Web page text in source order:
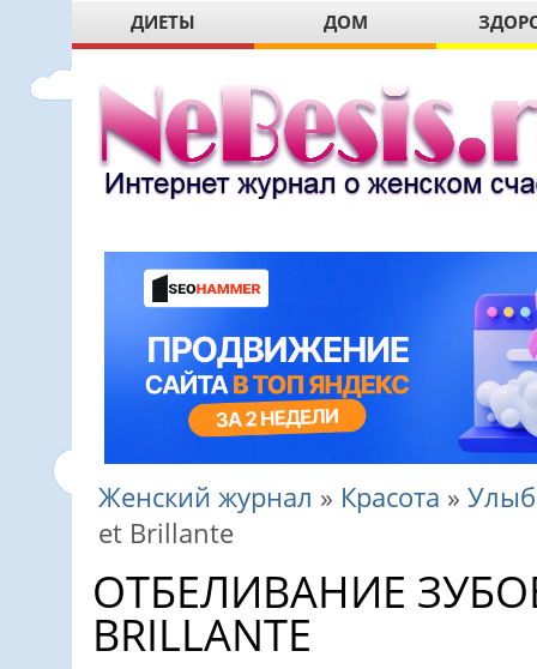
ДИЕТЫ ДОМ
Женский журнал » Красота »
et Brillante
ОТБЕЛИВАНИЕ ЗУБОВ
BRILLANTE